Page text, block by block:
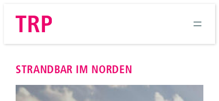
STRANDBAR IM NORDEN